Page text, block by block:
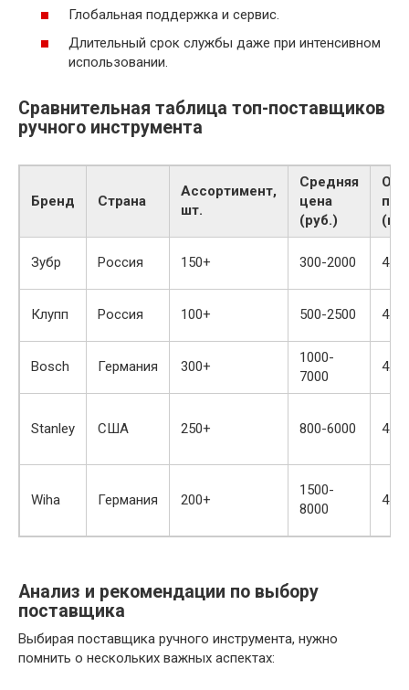
Глобальная поддержка и сервис.
Длительный срок службы даже при интенсивном
использовании.
Сравнительная таблица топ-поставщиков
ручного инструмента
Бренд Страна
Ассортимент,
шт.
Средняя
цена
(руб.)
(из
Зубр Россия 150+ 300-2000 4.2
Клупп Россия 100+ 500-2500 4.4
Bosch Германия 300+
1000-
7000
4.7
Stanley США 250+ 800-6000 4.5
Wiha Германия 200+
1500-
8000
4.8
Анализ и рекомендации по выбору
поставщика
Выбирая поставщика ручного инструмента, нужно
помнить о нескольких важных аспектах: